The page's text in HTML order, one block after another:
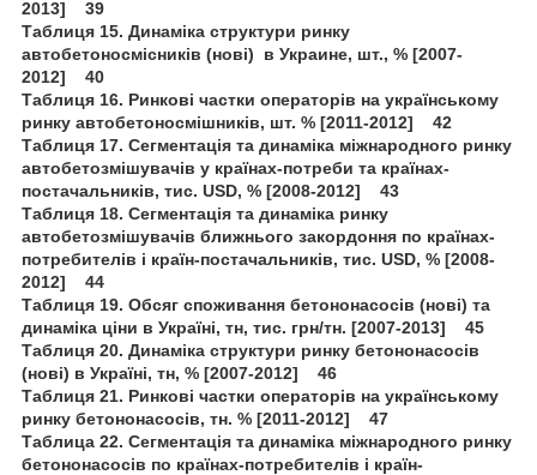
2013] 39
Таблиця 15. Динаміка структури ринку
автобетоносмісників (нові) в Украине, шт., % [2007-
2012] 40
Таблиця 16. Ринкові частки операторів на українському
ринку автобетоносмішників, шт. % [2011-2012] 42
Таблиця 17. Сегментація та динаміка міжнародного ринку
автобетозмішувачів у країнах-потреби та країнах-
постачальників, тис. USD, % [2008-2012] 43
Таблиця 18. Сегментація та динаміка ринку
автобетозмішувачів ближнього закордоння по країнах-
потребителів і країн-постачальників, тис. USD, % [2008-
2012] 44
Таблиця 19. Обсяг споживання бетононасосів (нові) та
динаміка ціни в Україні, тн, тис. грн/тн. [2007-2013] 45
Таблиця 20. Динаміка структури ринку бетононасосів
(нові) в Україні, тн, % [2007-2012] 46
Таблиця 21. Ринкові частки операторів на українському
ринку бетононасосів, тн. % [2011-2012] 47
Таблица 22. Сегментація та динаміка міжнародного ринку
бетононасосів по країнах-потребителів і країн-